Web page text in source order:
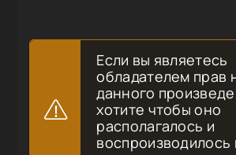
Если вы являетесь
обладателем прав
данного
хотите чтобы оно
располагалось и
воспроизводилось